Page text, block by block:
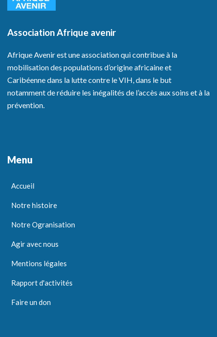
Association Afrique avenir
Afrique Avenir est une association qui contribue à la
mobilisation des populations d’origine africaine et
Caribéenne dans la lutte contre le VIH, dans le but
notamment de réduire les inégalités de l’accès aux soins et à la
prévention.
Menu
Accueil
Notre histoire
Notre Ogranisation
Agir avec nous
Mentions légales
Rapport d'activités
Faire un don